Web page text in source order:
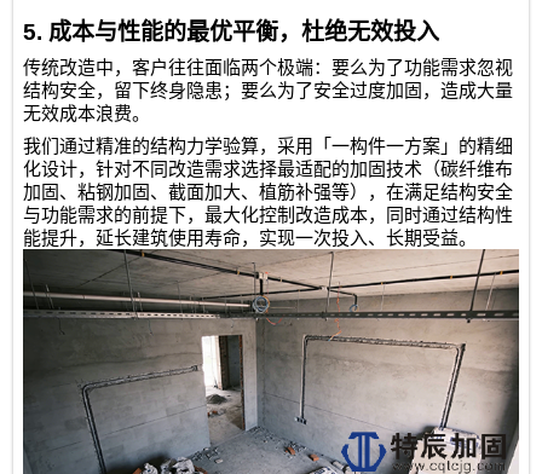
5. 成本与性能的最优平衡，杜绝无效投入
传统改造中，客户往往面临两个极端：要么为了功能需求忽视
结构安全，留下终身隐患；要么为了安全过度加固，造成大量
无效成本浪费。
我们通过精准的结构力学验算，采用「一构件一方案」的精细
化设计，针对不同改造需求选择最适配的加固技术（碳纤维布
加固、粘钢加固、截面加大、植筋补强等），在满足结构安全
与功能需求的前提下，最大化控制改造成本，同时通过结构性
能提升，延长建筑使用寿命，实现一次投入、长期受益。